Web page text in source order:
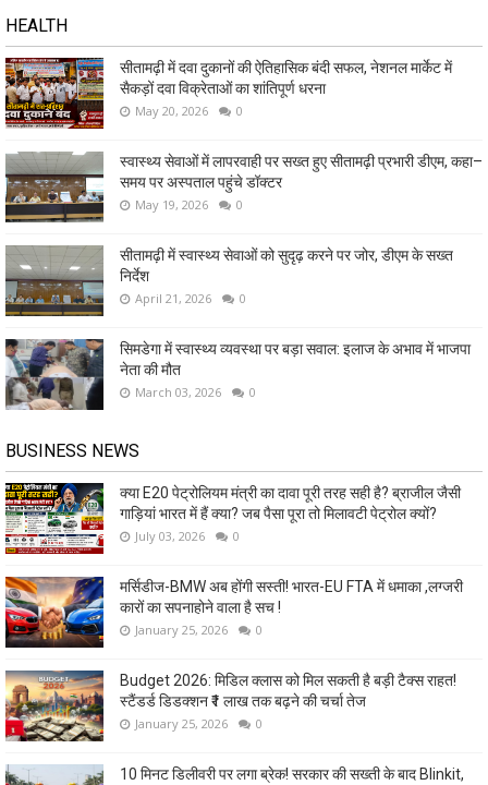
HEALTH
सीतामढ़ी में दवा दुकानों की ऐतिहासिक बंदी सफल, नेशनल मार्केट में
सैकड़ों दवा विक्रेताओं का शांतिपूर्ण धरना
May 20, 2026 0
स्वास्थ्य सेवाओं में लापरवाही पर सख्त हुए सीतामढ़ी प्रभारी डीएम, कहा–
समय पर अस्पताल पहुंचे डॉक्टर
May 19, 2026 0
सीतामढ़ी में स्वास्थ्य सेवाओं को सुदृढ़ करने पर जोर, डीएम के सख्त
निर्देश
April 21, 2026 0
सिमडेगा में स्वास्थ्य व्यवस्था पर बड़ा सवाल: इलाज के अभाव में भाजपा
नेता की मौत
March 03, 2026 0
BUSINESS NEWS
क्या E20 पेट्रोलियम मंत्री का दावा पूरी तरह सही है? ब्राजील जैसी
गाड़ियां भारत में हैं क्या? जब पैसा पूरा तो मिलावटी पेट्रोल क्यों?
July 03, 2026 0
मर्सिडीज-BMW अब होंगी सस्ती! भारत-EU FTA में धमाका ,लग्जरी
कारों का सपनाहोने वाला है सच !
January 25, 2026 0
Budget 2026: मिडिल क्लास को मिल सकती है बड़ी टैक्स राहत!
स्टैंडर्ड डिडक्शन ₹1 लाख तक बढ़ने की चर्चा तेज
January 25, 2026 0
10 मिनट डिलीवरी पर लगा ब्रेक! सरकार की सख्ती के बाद Blinkit,